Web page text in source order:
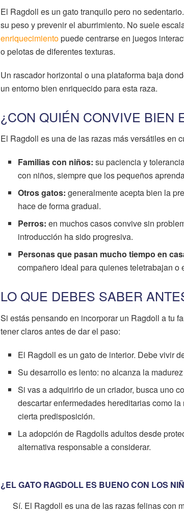
El Ragdoll es un gato tranquilo pero no
su peso y prevenir el aburrimiento. No suele
enriquecimientopuede centrarse en juegos
o pelotas de diferentes texturas.
Un rascador horizontal o una plataforma baja
un entorno bien enriquecido para esta raza.
¿CON QUIÉN CONVIVE BIEN
El Ragdoll es una de las razas más versátiles en
Familias con niños: su paciencia y
con niños, siempre que los pequeños
Otros gatos: generalmente acepta bien la
hace de forma gradual.
Perros: en muchos casos convive sin
introducción ha sido progresiva.
Personas que pasan mucho tiempo en
compañero ideal para quienes teletrabajan o
LO QUE DEBES SABER
Si estás pensando en incorporar un Ragdoll a tu
tener claros antes de dar el paso:
El Ragdoll es un gato de interior. Debe vivir
Su desarrollo es lento: no alcanza la
Si vas a adquirirlo de un criador, busca uno
descartar enfermedades hereditarias como
cierta predisposición.
La adopción de Ragdolls adultos desde
alternativa responsable a considerar.
¿EL GATO RAGDOLL ES BUENO CON LOS
Sí. El Ragdoll es una de las razas felinas con